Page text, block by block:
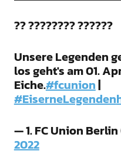
?? ???????? ??????
Unsere Legenden
los geht's am 01.
Eiche.#fcunion|
#EiserneLegenden
— 1. FC Union
2022